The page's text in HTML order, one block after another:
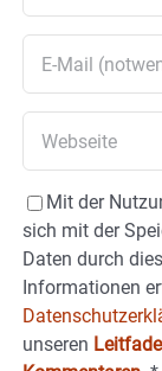
Mit der
sich mit der
Daten durch
Informationen
unseren